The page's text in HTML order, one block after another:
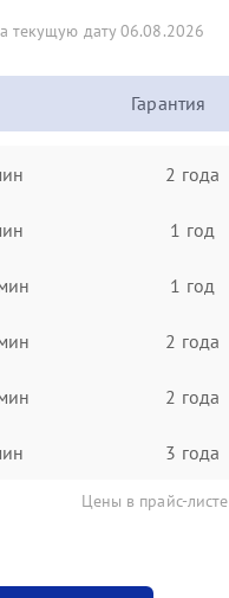
текущую дату 06.08.2026
Гарантия
2 года
1 год
1 год
2 года
2 года
3 года
Цены в прайс-